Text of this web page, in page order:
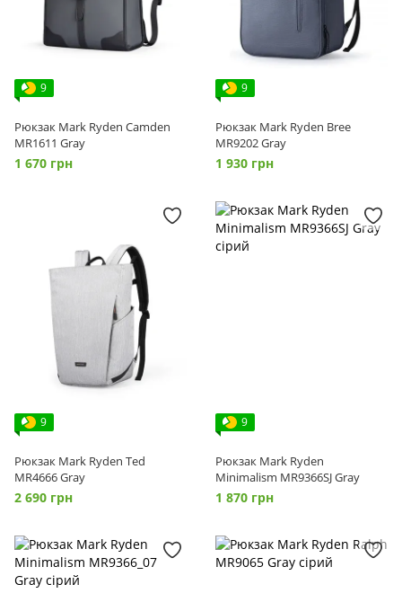
9
Рюкзак Mark Ryden Camden
MR1611 Gray
1 670 грн
9
Рюкзак Mark Ryden Bree
MR9202 Gray
1 930 грн
9
Рюкзак Mark Ryden Ted
MR4666 Gray
2 690 грн
9
Рюкзак Mark Ryden
Minimalism MR9366SJ Gray
1 870 грн